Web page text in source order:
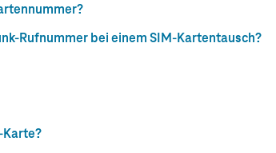
Rufnummer bei einem SIM-Kartentausch?
Karte?